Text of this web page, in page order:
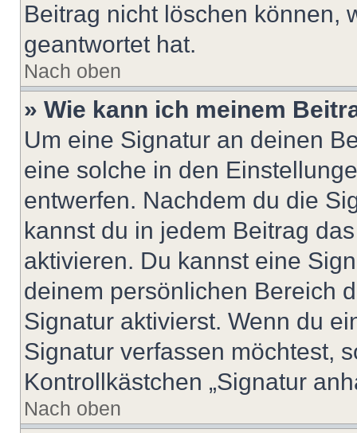
Beitrag nicht löschen können,
geantwortet hat.
Nach oben
» Wie kann ich meinem
Um eine Signatur an deinen
eine solche in den
entwerfen. Nachdem du die
kannst du in jedem Beitrag
aktivieren. Du kannst eine
deinem persönlichen Bereich
Signatur aktivierst. Wenn du
Signatur verfassen möchtest,
Kontrollkästchen „Signatur
Nach oben